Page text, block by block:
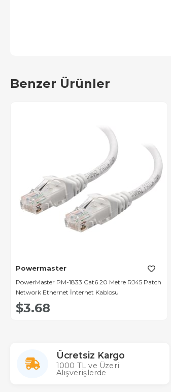
Benzer Ürünler
Powermaster
PowerMaster PM-1833 Cat6 20 Metre RJ45 Patch
Network Ethernet İnternet Kablosu
$3.68
Ücretsiz Kargo
1000 TL ve Üzeri
Alışverişlerde